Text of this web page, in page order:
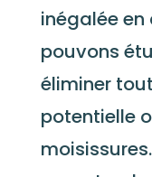
inégalée en
pouvons
éliminer
potentielle